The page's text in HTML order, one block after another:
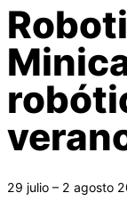
29 julio – 2 agosto